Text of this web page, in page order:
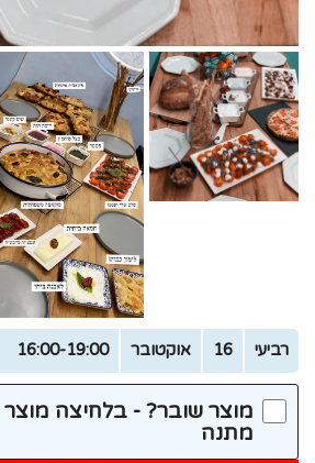
רביעי 16 אוקטובר 16:00-19:00
מוצר שובר? - בלחיצה
מתנה